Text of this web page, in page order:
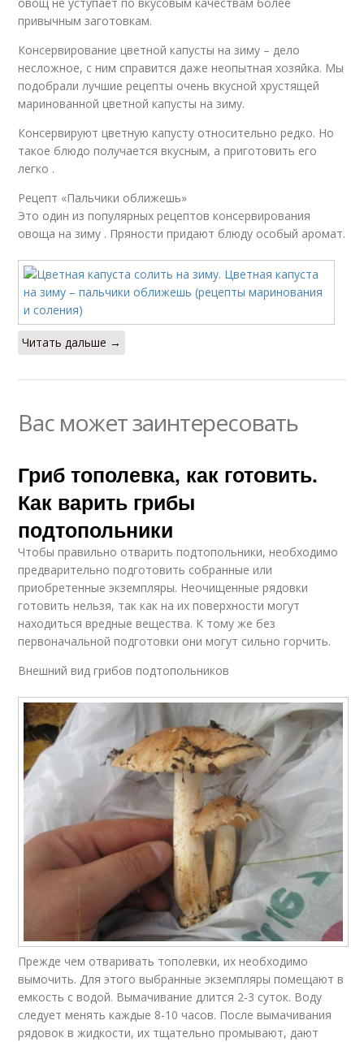
привычным заготовкам.
Консервирование цветной капусты на зиму – дело
несложное, с ним справится даже неопытная хозяйка. Мы
подобрали лучшие рецепты очень вкусной хрустящей
маринованной цветной капусты на зиму.
Консервируют цветную капусту относительно редко. Но
такое блюдо получается вкусным, а приготовить его
легко .
Рецепт «Пальчики оближешь»
Это один из популярных рецептов консервирования
овоща на зиму . Пряности придают блюду особый аромат.
Читать дальше →
Вас может заинтересовать
Гриб тополевка, как готовить.
Как варить грибы
подтопольники
Чтобы правильно отварить подтопольники, необходимо
предварительно подготовить собранные или
приобретенные экземпляры. Неочищенные рядовки
готовить нельзя, так как на их поверхности могут
находиться вредные вещества. К тому же без
первоначальной подготовки они могут сильно горчить.
Внешний вид грибов подтопольников
Прежде чем отваривать тополевки, их необходимо
вымочить. Для этого выбранные экземпляры помещают в
емкость с водой. Вымачивание длится 2-3 суток. Воду
следует менять каждые 8-10 часов. После вымачивания
рядовок в жидкости, их тщательно промывают, дают